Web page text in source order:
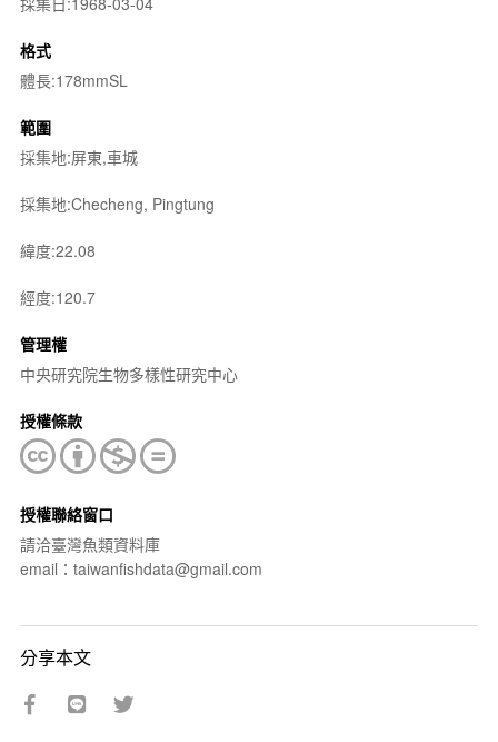
格式
體長:178mmSL
範圍
採集地:屏東,車城
採集地:Checheng, Pingtung
緯度:22.08
經度:120.7
管理權
中央研究院生物多樣性研究中心
授權條款
授權聯絡窗口
請洽臺灣魚類資料庫
email：taiwanfishdata@gmail.com
分享本文